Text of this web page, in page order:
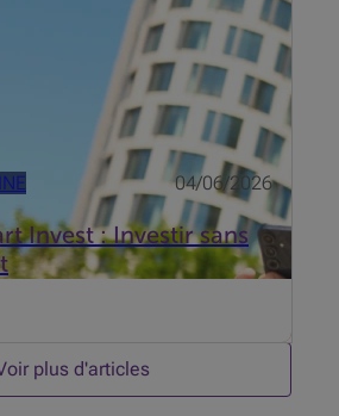
04/06/2026
Invest : Investir sans
plus d'articles